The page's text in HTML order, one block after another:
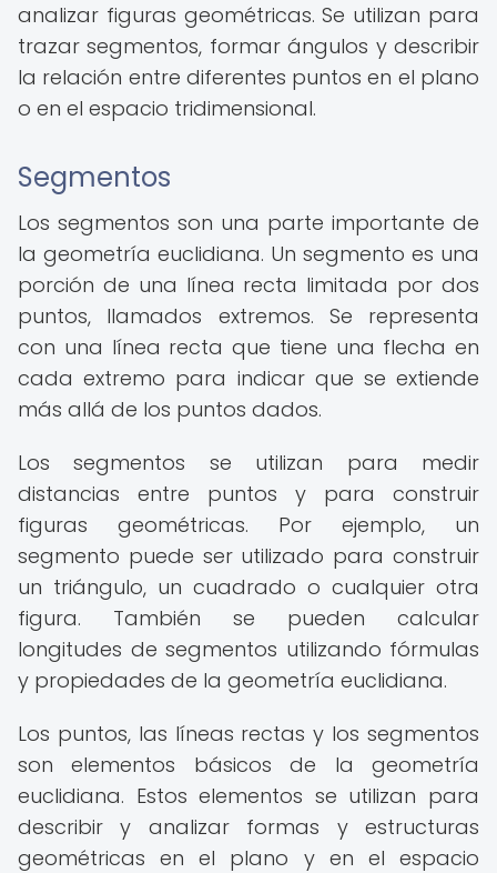
analizar figuras geométricas. Se utilizan para
trazar segmentos, formar ángulos y describir
la relación entre diferentes puntos en el plano
o en el espacio tridimensional.
Segmentos
Los segmentos son una parte importante de
la geometría euclidiana. Un segmento es una
porción de una línea recta limitada por dos
puntos, llamados extremos. Se representa
con una línea recta que tiene una flecha en
cada extremo para indicar que se extiende
más allá de los puntos dados.
Los segmentos se utilizan para medir
distancias entre puntos y para construir
figuras geométricas. Por ejemplo, un
segmento puede ser utilizado para construir
un triángulo, un cuadrado o cualquier otra
figura. También se pueden calcular
longitudes de segmentos utilizando fórmulas
y propiedades de la geometría euclidiana.
Los puntos, las líneas rectas y los segmentos
son elementos básicos de la geometría
euclidiana. Estos elementos se utilizan para
describir y analizar formas y estructuras
geométricas en el plano y en el espacio